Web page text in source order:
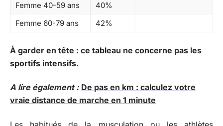
Femme 40-59 ans
40%
Femme 60-79 ans
42%
À garder en tête : ce tableau ne concerne pas les
sportifs intensifs.
A lire également : De pas en km : calculez votre
vraie distance de marche en 1 minute